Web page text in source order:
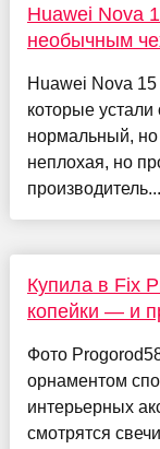
Huawei Nova
необычным
Huawei Nova
которые
нормальный, но
неплохая, но
производитель...
Купила в Fix
копейки — и
Фото
орнаментом
интерьерных
смотрятся